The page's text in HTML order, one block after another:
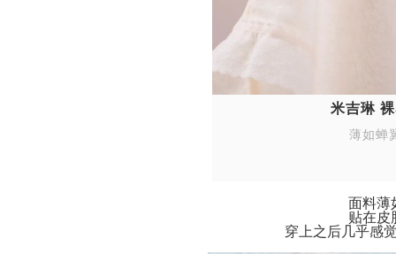
米吉琳
薄如蝉
面料薄
贴在皮
穿上之后几乎感